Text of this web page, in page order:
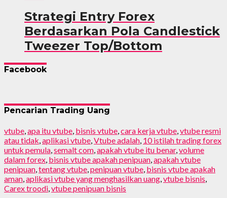
Strategi Entry Forex
Berdasarkan Pola Candlestick
Tweezer Top/Bottom
Facebook
Pencarian Trading Uang
vtube,apa itu vtube, bisnis vtube,cara kerja vtube,vtube resmi
atau tidak,aplikasi vtube,Vtube adalah, 10 istilah trading forex
untuk pemula,semalt com,apakah vtube itu benar,volume
dalam forex, bisnis vtube apakah penipuan,apakah vtube
penipuan,tentang vtube,penipuan vtube, bisnis vtube apakah
aman,aplikasi vtube yang menghasilkan uang,vtube bisnis,
Carex troodi,vtube penipuan bisnis